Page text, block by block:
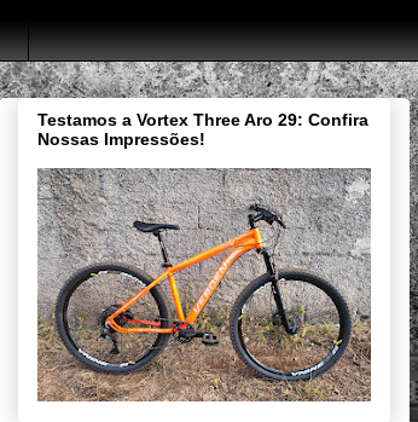
Testamos a Vortex Three Aro 29: Confira
Nossas Impressões!